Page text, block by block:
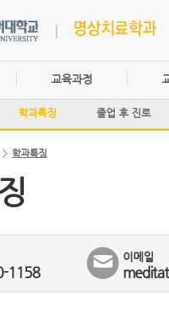
학과특징 졸업 후 진로
교육과정
> 학과특징
1158
이메일